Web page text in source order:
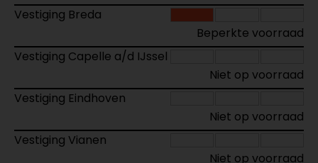
Vestiging Breda
Beperkte voorraad
Vestiging Capelle a/d IJssel
Niet op voorraad
Vestiging Eindhoven
Niet op voorraad
Vestiging Vianen
Niet op voorraad